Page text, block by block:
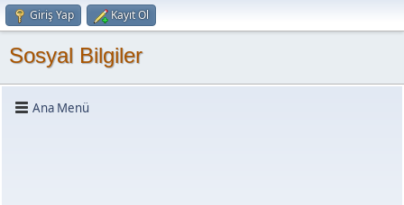
Giriş Yap Kayıt Ol
Sosyal Bilgiler
Ana Menü